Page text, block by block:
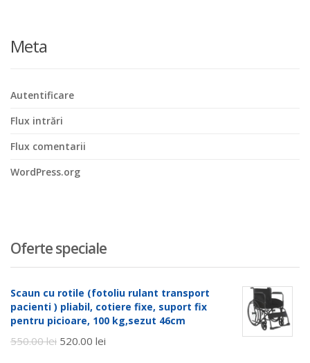
Meta
Autentificare
Flux intrări
Flux comentarii
WordPress.org
Oferte speciale
Scaun cu rotile (fotoliu rulant transport
pacienti ) pliabil, cotiere fixe, suport fix
pentru picioare, 100 kg,sezut 46cm
550.00lei 520.00 lei